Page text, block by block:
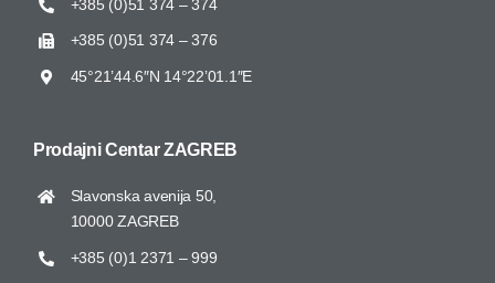
+385 (0)51 374 – 374
+385 (0)51 374 – 376
45°21’44.6″N 14°22’01.1″E
Prodajni CentarZAGREB
Slavonska avenija 50,
10000 ZAGREB
+385 (0)1 2371 – 999